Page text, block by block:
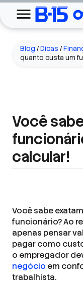
Blog /Dicas /
quanto custa um
Você
calcular!
Você sabe
funcionário? Ao
apenas pensar
pagar como
o empregador
negócio em
trabalhista.